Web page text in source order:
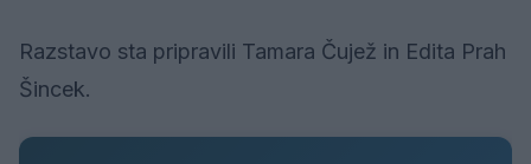
Razstavo sta pripravili Tamara Čujež in Edita Prah
Šincek.